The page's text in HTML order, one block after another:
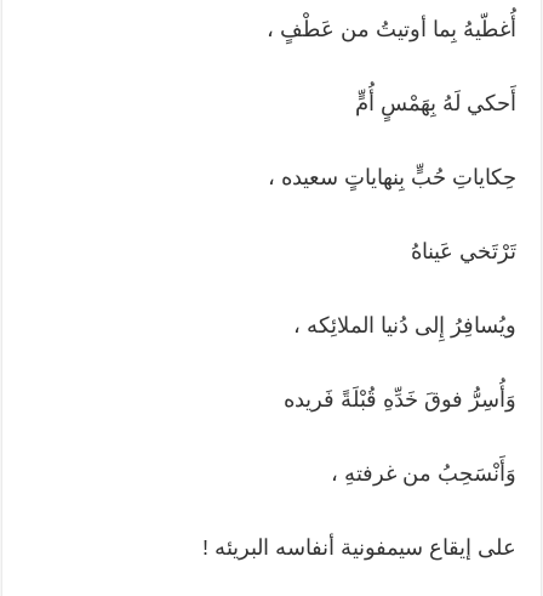
أُغطّيهُ بِما أوتيتُ من عَطْفٍ ،
أَحكي لَهُ بِهَمْسٍ أُمٍّ
حِكاياتِ حُبٍّ بِنهاياتٍ سعيده ،
تَرْتَخي عَيناهُ
ويُسافِرُ إِلى دُنيا الملائِكه ،
وَأُسِرُّ فوقَ خَدِّهِ قُبْلَةً فَريده
وَأَنْسَحِبُ من غرفتهِ ،
على إيقاع سيمفونية أنفاسه البريئه !